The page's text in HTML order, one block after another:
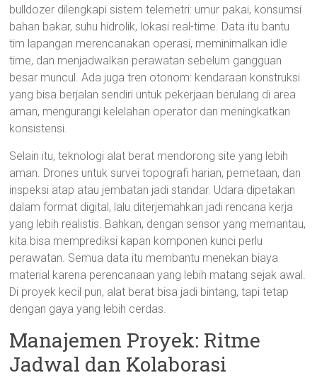
bulldozer dilengkapi sistem telemetri: umur pakai, konsumsi
bahan bakar, suhu hidrolik, lokasi real-time. Data itu bantu
tim lapangan merencanakan operasi, meminimalkan idle
time, dan menjadwalkan perawatan sebelum gangguan
besar muncul. Ada juga tren otonom: kendaraan konstruksi
yang bisa berjalan sendiri untuk pekerjaan berulang di area
aman, mengurangi kelelahan operator dan meningkatkan
konsistensi.
Selain itu, teknologi alat berat mendorong site yang lebih
aman. Drones untuk survei topografi harian, pemetaan, dan
inspeksi atap atau jembatan jadi standar. Udara dipetakan
dalam format digital, lalu diterjemahkan jadi rencana kerja
yang lebih realistis. Bahkan, dengan sensor yang memantau,
kita bisa memprediksi kapan komponen kunci perlu
perawatan. Semua data itu membantu menekan biaya
material karena perencanaan yang lebih matang sejak awal.
Di proyek kecil pun, alat berat bisa jadi bintang, tapi tetap
dengan gaya yang lebih cerdas.
Manajemen Proyek: Ritme
Jadwal dan Kolaborasi